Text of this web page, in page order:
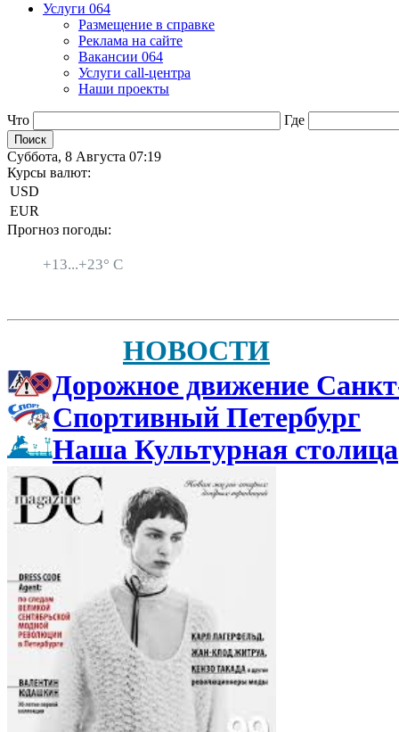
Услуги 064
Размещение в справке
Реклама на сайте
Вакансии 064
Услуги call-центра
Наши проекты
Что Где
Суббота, 8 Августа 07:19
Курсы валют:
USD
EUR
Прогноз погоды:
+13...+23° C
НОВОСТИ
Дорожное движение
Спортивный Петербург
Наша Культурная столица